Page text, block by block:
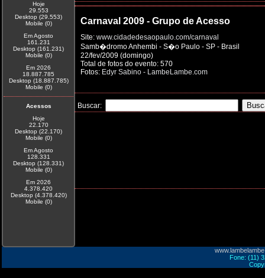
Hoje
29.553
Desktop (29.553)
Mobile (0)
Em Agosto
161.231
Desktop (161.231)
Mobile (0)
Em 2026
18.887.785
Desktop (18.887.785)
Mobile (0)
Acessos
Hoje
22.170
Desktop (22.170)
Mobile (0)
Em Agosto
128.331
Desktop (128.331)
Mobile (0)
Em 2026
4.378.420
Desktop (4.378.420)
Mobile (0)
Carnaval 2009 - Grupo de Acesso
Site: www.cidadedesaopaulo.com/carnaval
Samb�dromo Anhembi - S�o Paulo - SP - Brasil
22/fev/2009 (domingo)
Total de fotos do evento: 570
Fotos: Edyr Sabino - LambeLambe.com
Buscar:
Fone: (11)